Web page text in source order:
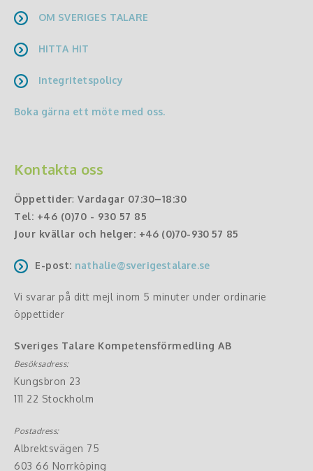
OM SVERIGES TALARE
HITTA HIT
Integritetspolicy
Boka gärna ett möte med oss.
Kontakta oss
Öppettider: Vardagar 07:30–18:30
Tel: +46 (0)70 - 930 57 85
Jour kvällar och helger: +46 (0)70-930 57 85
E-post: nathalie@sverigestalare.se
Vi svarar på ditt mejl inom 5 minuter under ordinarie
öppettider
Sveriges Talare Kompetensförmedling AB
Besöksadress:
Kungsbron 23
111 22 Stockholm
Postadress:
Albrektsvägen 75
603 66 Norrköping